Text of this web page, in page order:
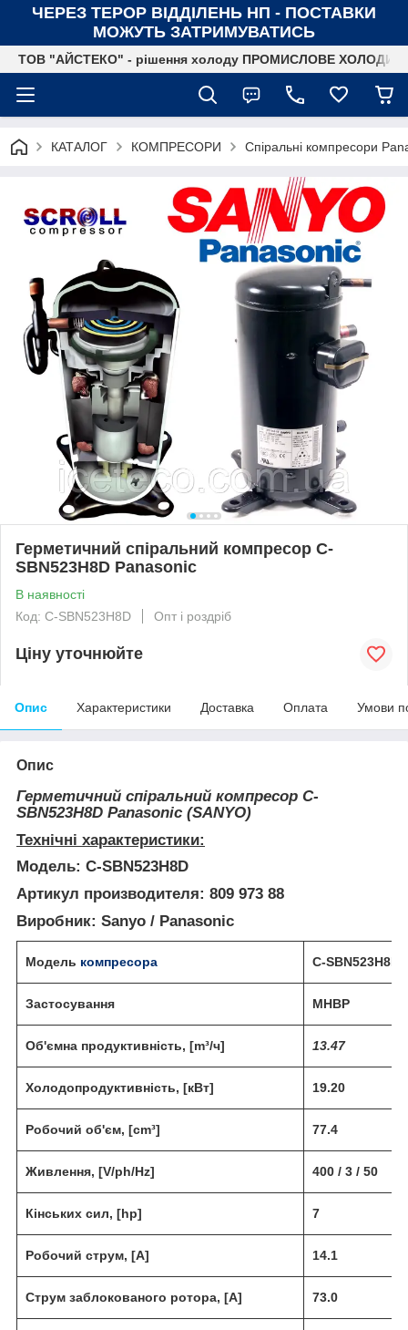
ЧЕРЕЗ ТЕРОР ВІДДІЛЕНЬ НП - ПОСТАВКИ
МОЖУТЬ ЗАТРИМУВАТИСЬ
ТОВ "АЙСТЕКО" - рішення холоду ПРОМИСЛОВЕ
КАТАЛОГ КОМПРЕСОРИ Спіральні компресори
Герметичний спіральний компресор C-
SBN523H8D Panasonic
В наявності
Код: C-SBN523H8D
Опт і роздріб
Ціну уточнюйте
Опис Характеристики Доставка Оплата Умови
Опис
Герметичний спіральний компресор С-
SBN523H8D Panasonic (SANYO)
Технічні характеристики:
Модель: С-SBN523H8D
Артикул производителя: 809 973 88
Виробник: Sanyo / Panasonic
Модель компресора C-SBN523H8D
Застосування MHBP
Об'ємна продуктивність, [m³/ч] 13.47
Холодопродуктивність, [кВт] 19.20
Робочий об'єм, [cm³] 77.4
Живлення, [V/ph/Hz] 400 / 3 / 50
Кінських сил, [hp] 7
Робочий струм, [А] 14.1
Струм заблокованого ротора, [А] 73.0